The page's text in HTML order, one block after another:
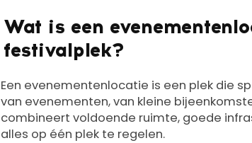
Wat is een
festivalplek?
Een evenementenlocatie is een plek die
van evenementen, van kleine
combineert voldoende ruimte, goede
alles op één plek te regelen.